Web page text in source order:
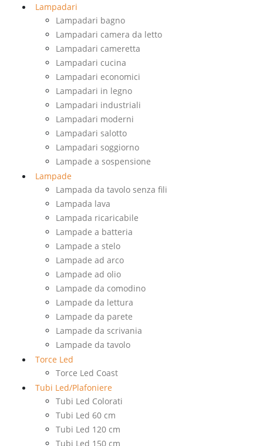
Lampadari
Lampadari bagno
Lampadari camera da letto
Lampadari cameretta
Lampadari cucina
Lampadari economici
Lampadari in legno
Lampadari industriali
Lampadari moderni
Lampadari salotto
Lampadari soggiorno
Lampade a sospensione
Lampade
Lampada da tavolo senza fili
Lampada lava
Lampada ricaricabile
Lampade a batteria
Lampade a stelo
Lampade ad arco
Lampade ad olio
Lampade da comodino
Lampade da lettura
Lampade da parete
Lampade da scrivania
Lampade da tavolo
Torce Led
Torce Led Coast
Tubi Led/Plafoniere
Tubi Led Colorati
Tubi Led 60 cm
Tubi Led 120 cm
Tubi Led 150 cm